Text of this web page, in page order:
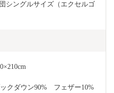
シングルサイズ（エクセルゴ
クダウン90%　フェザー10%